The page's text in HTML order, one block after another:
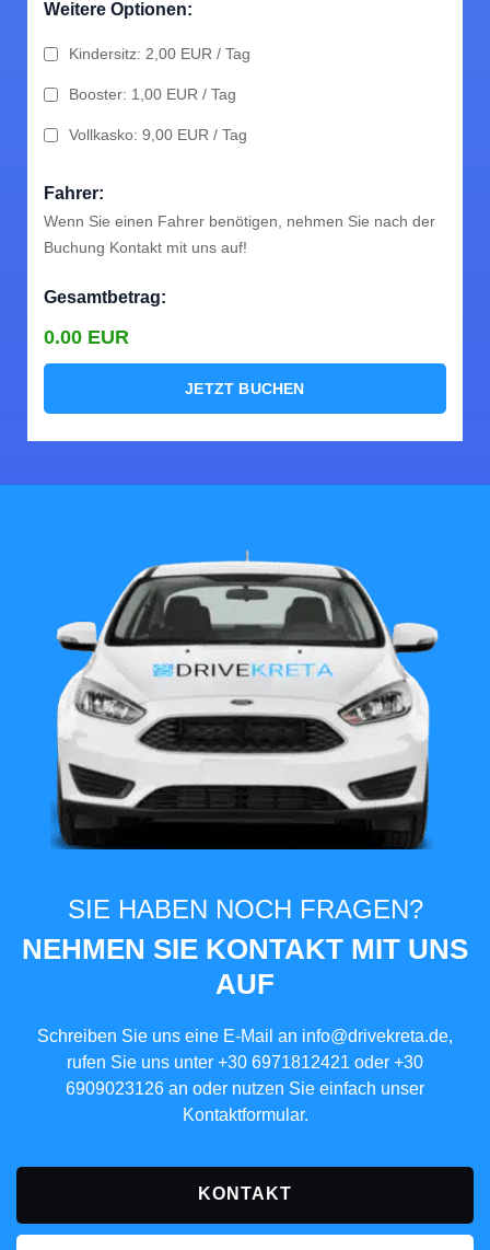
Weitere Optionen:
Kindersitz: 2,00 EUR / Tag
Booster: 1,00 EUR / Tag
Vollkasko: 9,00 EUR / Tag
Fahrer:
Wenn Sie einen Fahrer benötigen, nehmen Sie nach der
Buchung Kontakt mit uns auf!
Gesamtbetrag:
0.00 EUR
JETZT BUCHEN
SIE HABEN NOCH FRAGEN?
NEHMEN SIE KONTAKT MIT UNS
AUF
Schreiben Sie uns eine E-Mail an info@drivekreta.de,
rufen Sie uns unter +30 6971812421 oder +30
6909023126 an oder nutzen Sie einfach unser
Kontaktformular.
KONTAKT
Auto zu reservieren. Sie können mit Kreditkarte zahlen